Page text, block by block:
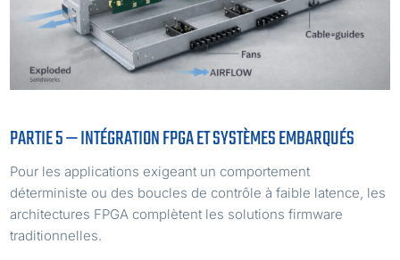
PARTIE 5 — INTÉGRATION FPGA ET SYSTÈMES EMBARQUÉS
Pour les applications exigeant un comportement
déterministe ou des boucles de contrôle à faible latence, les
architectures FPGA complètent les solutions firmware
traditionnelles.